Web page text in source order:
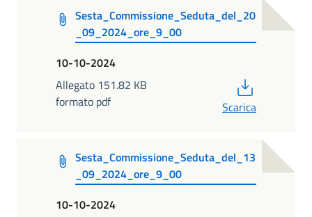
Sesta_Commissione_Seduta_del_20
_09_2024_ore_9_00
10-10-2024
Allegato 151.82 KB
formato pdf
Scarica
Sesta_Commissione_Seduta_del_13
_09_2024_ore_9_00
10-10-2024